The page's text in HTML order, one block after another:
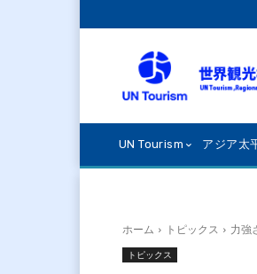
UN Tourism アジア太
ホーム トピックス 力強
トピックス